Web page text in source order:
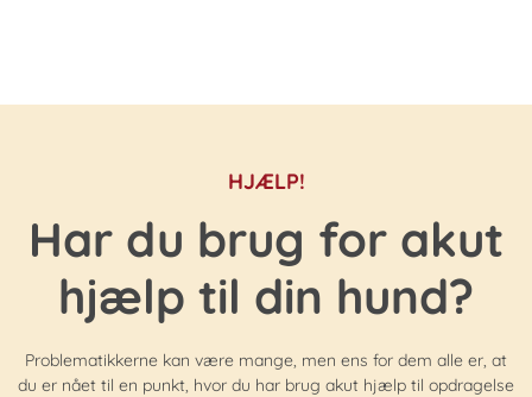
HJÆLP!
Har du brug for akut
hjælp til din hund?
Problematikkerne kan være mange, men ens for dem alle er, at
du er nået til en punkt, hvor du har brug akut hjælp til opdragelse